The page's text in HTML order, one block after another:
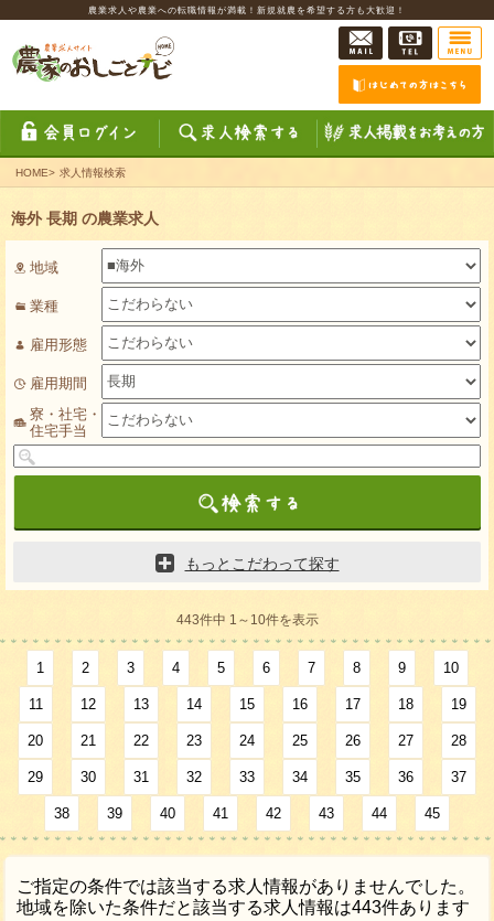
農業求人や農業への転職情報が満載！新規就農を希望する方も大歓迎！
HOME> 求人情報検索
海外 長期 の農業求人
地域
業種
雇用形態
雇用期間
寮・社宅・
住宅手当
もっとこだわって探す
443件中 1～10件を表示
1 2 3 4 5 6 7 8 9 10
11 12 13 14 15 16 17 18 19
20 21 22 23 24 25 26 27 28
29 30 31 32 33 34 35 36 37
38 39 40 41 42 43 44 45
ご指定の条件では該当する求人情報がありませんでした。
地域を除いた条件だと該当する求人情報は443件あります